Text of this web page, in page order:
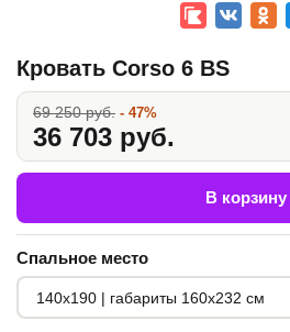
Кровать Corso 6 BS
69 250 руб. - 47%
36 703 руб.
В корзину
Спальное место